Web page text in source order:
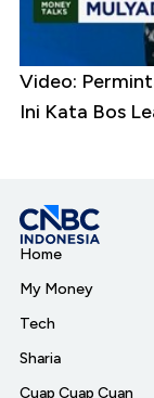
Video:
Ini Kata Bos
Home
My Money
Tech
Sharia
Cuap Cuap Cuan